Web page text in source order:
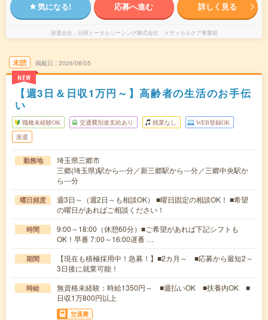
気になる! 応募へ進む 詳しく見る
派遣会社 日研トータルソーシング株式会社 メディカルケア事業部
未読
NEW
掲載日 2026/08/05
【週3日＆日収1万円～】高齢者の生活のお手伝
い
職種未経験OK 交通費別途支給あり 残業なし WEB登録OK
派遣
勤務地
埼玉県三郷市
三郷(埼玉県)駅から---分／新三郷駅から---分／三郷中央駅か
ら---分
曜日頻度
週3日～（週2日～も相談OK） ■曜日固定の相談OK！ ■希望
の曜日があればご相談ください！
時間
9:00～18:00（休憩60分）■ご希望があれば下記シフトも
OK！早番 7:00～16:00遅番 …
期間
【現在も積極採用中！急募！】■2カ月～ ■応募から最短2～
3日後に就業可能！
時給
無資格未経験：時給1350円～ ■週払いOK ■扶養内OK ■
日収1万800円以上
交通費